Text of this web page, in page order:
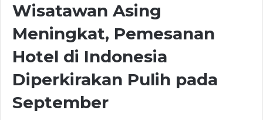
Wisatawan Asing
Meningkat, Pemesanan
Hotel di Indonesia
Diperkirakan Pulih pada
September